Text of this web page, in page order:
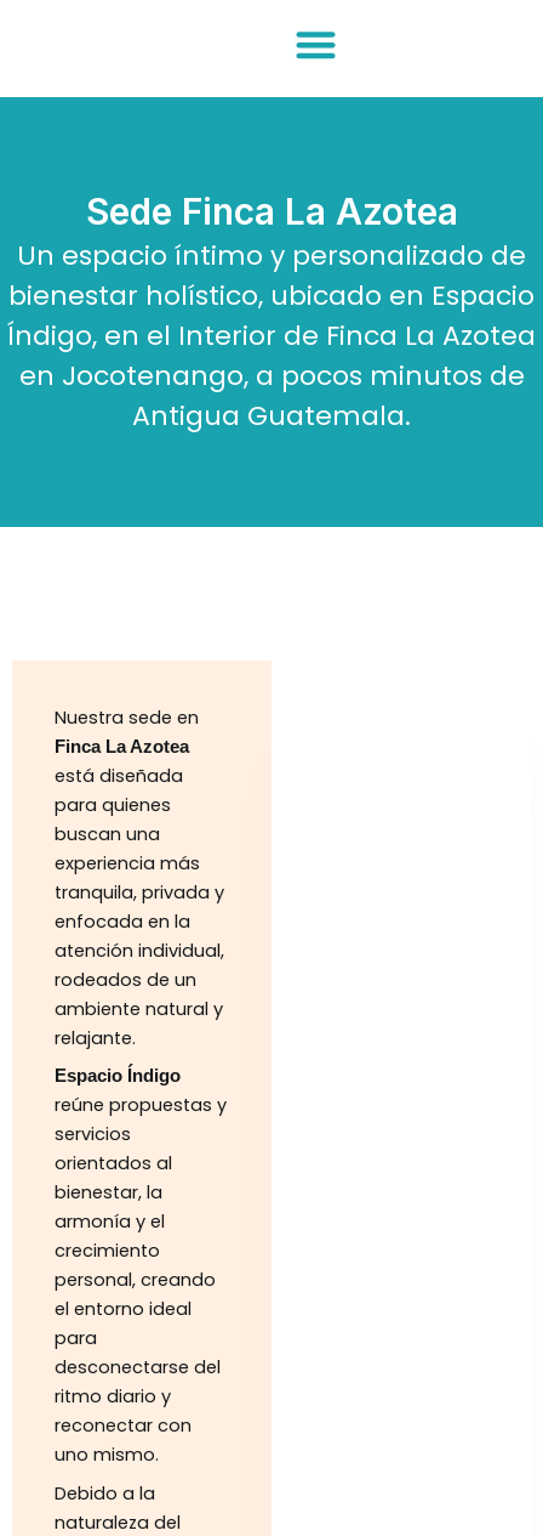
Sede Finca La Azotea
Un espacio íntimo y personalizado de
bienestar holístico, ubicado en Espacio
Índigo, en el Interior de Finca La Azotea
en Jocotenango, a pocos minutos de
Antigua Guatemala.
Nuestra sede en
Finca La Azotea
está diseñada
para quienes
buscan una
experiencia más
tranquila, privada y
enfocada en la
atención individual,
rodeados de un
ambiente natural y
relajante.
Espacio Índigo
reúne propuestas y
servicios
orientados al
bienestar, la
armonía y el
crecimiento
personal, creando
el entorno ideal
para
desconectarse del
ritmo diario y
reconectar con
uno mismo.
Debido a la
naturaleza del